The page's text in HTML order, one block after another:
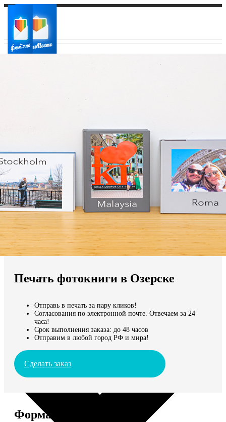
Мы доставляем по всему миру
Продолжить без города
Печать фотокниги в Озерске
Отправь в печать за пару кликов!
Согласования по электронной почте. Отвечаем за 24
часа!
Срок выполнения заказа: до 48 часов
Отправим в любой город РФ и мира!
Сделать заказ
Форматы и цены